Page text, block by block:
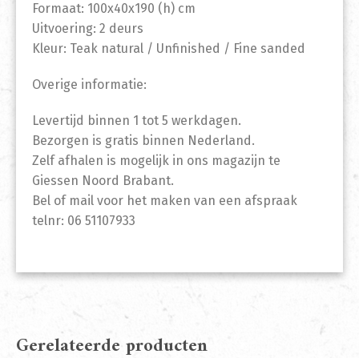
Formaat: 100x40x190 (h) cm
Uitvoering: 2 deurs
Kleur: Teak natural / Unfinished / Fine sanded
Overige informatie:
Levertijd binnen 1 tot 5 werkdagen.
Bezorgen is gratis binnen Nederland.
Zelf afhalen is mogelijk in ons magazijn te
Giessen Noord Brabant.
Bel of mail voor het maken van een afspraak
telnr: 06 51107933
Gerelateerde producten